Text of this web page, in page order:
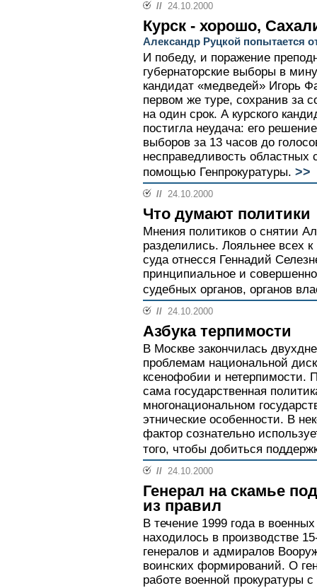
// 24.10.2000
Курск - хорошо,
Александр Руцкой попытается
И победу, и поражение
губернаторские выборы в
кандидат «медведей» Игорь
первом же туре, сохранив за
на один срок. А курского
постигла неудача: его
выборов за 13 часов до
несправедливость
помощью Генпрокуратуры. >>
// 24.10.2000
Что думают политики
Мнения политиков о снятии
разделились. Лояльнее всех
суда отнесся Геннадий
принципиальное и
судебных органов, органов
// 24.10.2000
Азбука терпимости
В Москве закончилась
проблемам национальной
ксенофобии и нетерпимости.
сама государственная
многонациональном
этнические особенности. В
фактор сознательно
того, чтобы добиться
// 24.10.2000
Генерал на скамье
из правил
В течение 1999 года в
находилось в производстве
генералов и адмиралов
воинских формирований. О
работе военной прокуратуры